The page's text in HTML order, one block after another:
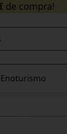
100€
Enoturismo